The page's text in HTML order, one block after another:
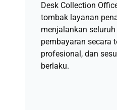
Desk Collection
tombak layanan
menjalankan
pembayaran secara
profesional, dan
berlaku.